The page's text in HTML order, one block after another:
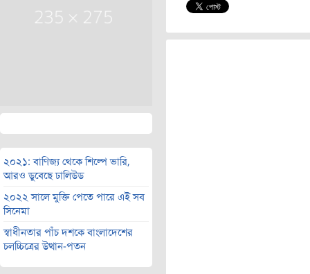
২০২১: বাণিজ্য থেকে শিল্পে ভারি,
আরও ডুবেছে ঢালিউড
২০২২ সালে মুক্তি পেতে পারে এই সব
সিনেমা
স্বাধীনতার পাঁচ দশকে বাংলাদেশের
চলচ্চিত্রের উত্থান-পতন